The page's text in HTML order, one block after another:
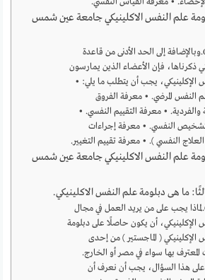
علم النفس الاكلينيكي جامعة عين شمس
وبالإضافة إلى الحد الأدنى من قاعدة
ذكرناها، فإن الأعضاء الذين يمارسون
الإكلينيكي، يجب أن يتطلب ما يلي: •
النفس المرضي. • معرفة الفروق
• معرفة التقييم النفسي. •
النفسي. • معرفة إجراءات
النفسي ). • معرفة تقييم التغيير.
علم النفس الاكلينيكي جامعة عين شمس
ما هى دبلومة علم النفس الاكلينيكي.
لماذا يجب على من يريد العمل في مجال
الإكلينيكي، أن يكون حاصلًا على دبلومة
الإكلينيكي ( الماجستير ) من إحدى
المعترف بها سواء في مصر أو الخارج.
على هذا السؤال، يجب أن نعرف أن